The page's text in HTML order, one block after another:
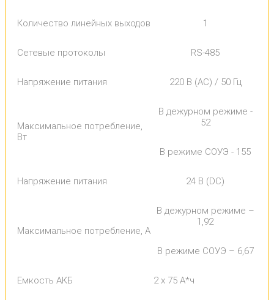
Количество линейных выходов 1
Сетевые протоколы RS-485
Напряжение питания 220 В (AC) / 50 Гц
Максимальное потребление,
Вт
В дежурном режиме -
52
В режиме СОУЭ - 155
Напряжение питания 24 В (DC)
Максимальное потребление, А
В дежурном режиме –
1,92
В режиме СОУЭ – 6,67
Емкость АКБ 2 х 75 А*ч